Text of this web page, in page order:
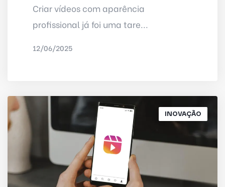
Criar vídeos com aparência
profissional já foi uma tare...
12/06/2025
INOVAÇÃO